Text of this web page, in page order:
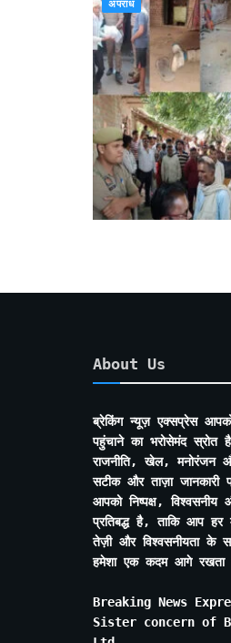
अपराध
About Us
ब्रेकिंग न्यूज़ एक्सप्रेस
पहुंचाने का भरोसेमंद स्रोत
राजनीति, खेल, मनोरंजन और
सटीक और ताज़ा जानकारी
आपको निष्पक्ष,
प्रतिबद्ध है, ताकि आप हर
तेज़ी और विश्वसनीयता के
हमेशा एक कदम आगे रखता
Breaking News
Sister concern of